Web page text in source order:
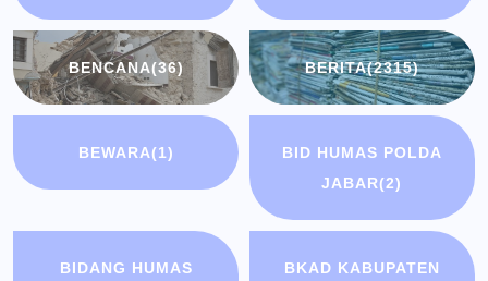
BENCANA(36) BERITA(2315)
BEWARA(1)
BID HUMAS POLDA
JABAR(2)
BIDANG HUMAS
BKAD KABUPATEN